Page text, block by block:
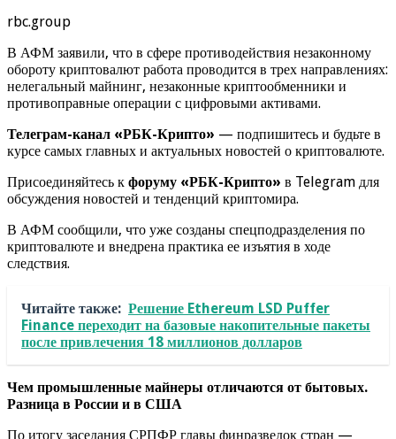
rbc.group
В АФМ заявили, что в сфере противодействия незаконному
обороту криптовалют работа проводится в трех направлениях:
нелегальный майнинг, незаконные криптообменники и
противоправные операции с цифровыми активами.
Телеграм-канал «РБК-Крипто» — подпишитесь и будьте в
курсе самых главных и актуальных новостей о криптовалюте.
Присоединяйтесь к форуму «РБК-Крипто» в Telegram для
обсуждения новостей и тенденций криптомира.
В АФМ сообщили, что уже созданы спецподразделения по
криптовалюте и внедрена практика ее изъятия в ходе
следствия.
Читайте также: Решение Ethereum LSD Puffer
Finance переходит на базовые накопительные пакеты
после привлечения 18 миллионов долларов
Чем промышленные майнеры отличаются от бытовых.
Разница в России и в США
По итогу заседания СРПФР главы финразведок стран —